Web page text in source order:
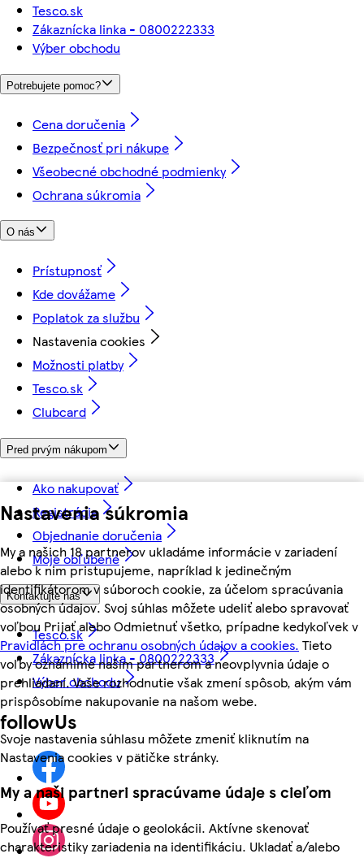
Nastavenia súkromia
My a našich 18 partnerov ukladáme informácie v zariadení
alebo k nim pristupujeme, napríklad k jedinečným
identifikátorom v súboroch cookie, za účelom spracúvania
osobných údajov. Svoj súhlas môžete udeliť alebo spravovať
voľbou Prijať alebo Odmietnuť všetko, prípadne kedykoľvek v
Pravidlách pre ochranu osobných údajov a cookies. Tieto
voľby oznámime našim partnerom a neovplyvnia údaje o
prehliadaní. Vaše rozhodnutie však zmení spôsob, akým vám
prispôsobíme nakupovanie na našom webe.
Svoje nastavenia súhlasu môžete zmeniť kliknutím na
Nastavenia cookies v pätičke stránky.
My a naši partneri spracúvame údaje s cieľom
Používať presné údaje o geolokácii. Aktívne skenovať
charakteristiky zariadenia na identifikáciu. Ukladať a/alebo
Tesco.sk
Zákaznícka linka - 0800222333
Výber obchodu
Potrebujete pomoc?
Cena doručenia
Bezpečnosť pri nákupe
Všeobecné obchodné podmienky
Ochrana súkromia
O nás
Prístupnosť
Kde dovážame
Poplatok za službu
Nastavenia cookies
Možnosti platby
Tesco.sk
Clubcard
Pred prvým nákupom
Ako nakupovať
Registrácia
Objednanie doručenia
Moje obľúbené
Kontaktujte nás
Tesco.sk
Zákaznícka linka - 0800222333
Výber obchodu
followUs